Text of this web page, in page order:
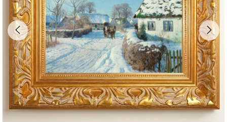
Trazemos a imponência das maiores obras de arte do mundo
para o
alto padrão da sua casa. Nosso acervo reúne a genialidade de
grandes
pintores renomados, resgatandoartes reaise o requinte inconfundível
das obras doséculo XIX. Produção artesanal emCanvas 100% Algodão,
molduras emMadeira Maciça e impressão comPigmentação Mineral .
QUALIDADE DE MUSEU GARANTIA ETERNA
Curadoria das Campanhas
A seleção de obras-primas apresentadas em nossos vídeos nas redes